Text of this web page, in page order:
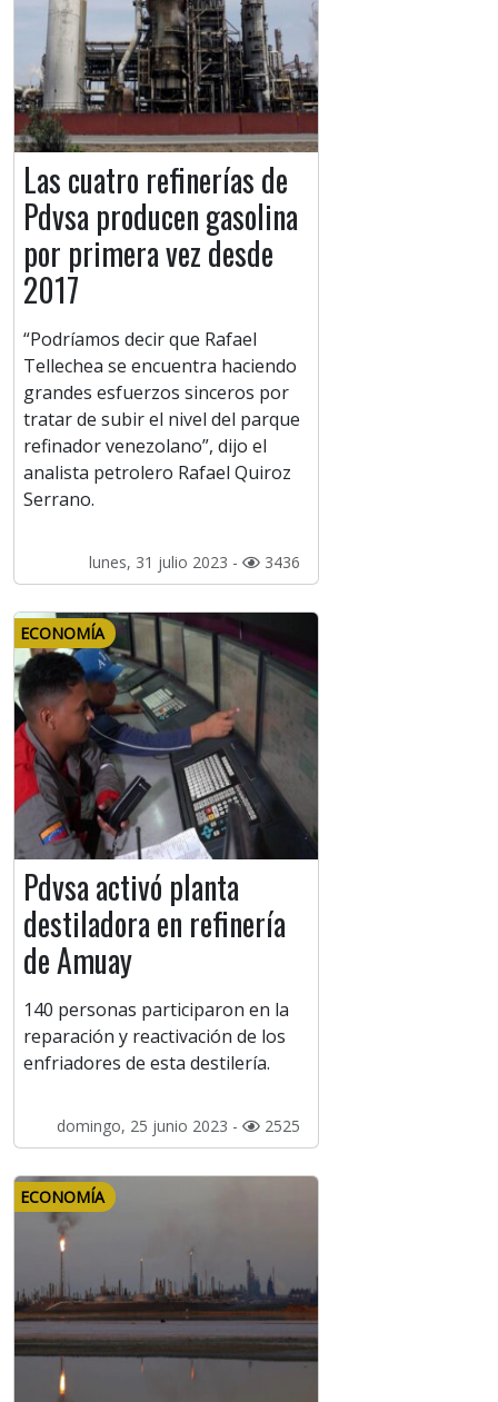
Las cuatro refinerías de
Pdvsa producen gasolina
por primera vez desde
2017
“Podríamos decir que Rafael
Tellechea se encuentra haciendo
grandes esfuerzos sinceros por
tratar de subir el nivel del parque
refinador venezolano”, dijo el
analista petrolero Rafael Quiroz
Serrano.
lunes, 31 julio 2023 - 3436
ECONOMÍA
Pdvsa activó planta
destiladora en refinería
de Amuay
140 personas participaron en la
reparación y reactivación de los
enfriadores de esta destilería.
domingo, 25 junio 2023 - 2525
ECONOMÍA